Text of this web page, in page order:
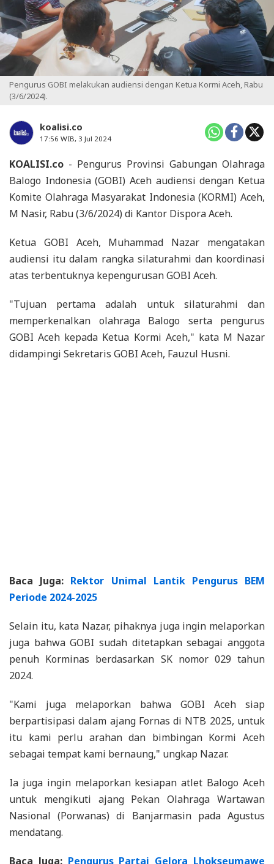
Pengurus GOBI melakukan audiensi dengan Ketua Kormi Aceh, Rabu
(3/6/2024).
koalisi.co
17:56 WIB, 3 Jul 2024
KOALISI.co - Pengurus Provinsi Gabungan Olahraga
Balogo Indonesia (GOBI) Aceh audiensi dengan Ketua
Komite Olahraga Masyarakat Indonesia (KORMI) Aceh,
M Nasir, Rabu (3/6/2024) di Kantor Dispora Aceh.
Ketua GOBI Aceh, Muhammad Nazar mengatakan
audiensi itu dalam rangka silaturahmi dan koordinasi
atas terbentuknya kepengurusan GOBI Aceh.
"Tujuan pertama adalah untuk silaturahmi dan
memperkenalkan olahraga Balogo serta pengurus
GOBI Aceh kepada Ketua Kormi Aceh," kata M Nazar
didampingi Sekretaris GOBI Aceh, Fauzul Husni.
Baca Juga: Rektor Unimal Lantik Pengurus BEM
Periode 2024-2025
Selain itu, kata Nazar, pihaknya juga ingin melaporkan
juga bahwa GOBI sudah ditetapkan sebagai anggota
penuh Korminas berdasarkan SK nomor 029 tahun
2024.
"Kami juga melaporkan bahwa GOBI Aceh siap
berpartisipasi dalam ajang Fornas di NTB 2025, untuk
itu kami perlu arahan dan bimbingan Kormi Aceh
sebagai tempat kami bernaung," ungkap Nazar.
Ia juga ingin melaporkan kesiapan atlet Balogo Aceh
untuk mengikuti ajang Pekan Olahraga Wartawan
Nasional (Porwanas) di Banjarmasin pada Agustus
mendatang.
Baca Juga: Pengurus Partai Gelora Lhokseumawe